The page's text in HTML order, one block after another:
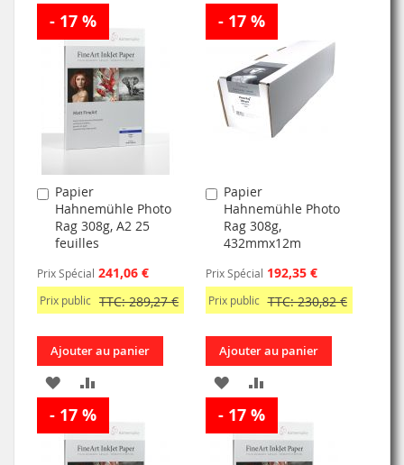
À
MA
LISTE
D’ENVIE
AU
COMPARATEUR
MA
LISTE
D’ENVIE
COMPARATEUR
- 17 %
Papier
Hahnemühle Photo
Rag 308g, A2 25
feuilles
Prix Spécial 241,06 €
Prix public TTC: 289,27 €
Ajouter
au
panier
Ajouter au panier
AJOUTER
À
MA
AU
COMPARATEUR
- 17 %
Papier
Hahnemühle Photo
Rag 308g,
432mmx12m
Prix Spécial 192,35 €
Prix public TTC: 230,82 €
Ajouter
au
panier
Ajouter au panier
AJOUTER
À
MA
AU
COMPARATEUR
- 17 % - 17 %